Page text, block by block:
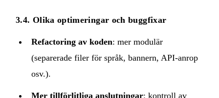
3.4. Olika optimeringar och buggfixar
Refactoring av koden: mer modulär
(separerade filer för språk, bannern, API‑anrop
osv.).
Mer tillförlitliga anslutningar: kontroll av